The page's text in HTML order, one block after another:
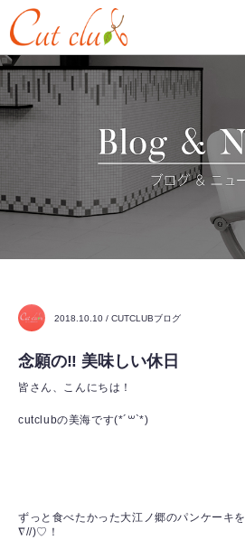
2018.10.10 / CUTCLUBブログ
念願の‼︎ 美味しい休日
皆さん、こんにちは！
cutclubの美海です(*´꒳`*)
ずっと食べたかった大江ノ郷のパンケーキ
∇//)♡！